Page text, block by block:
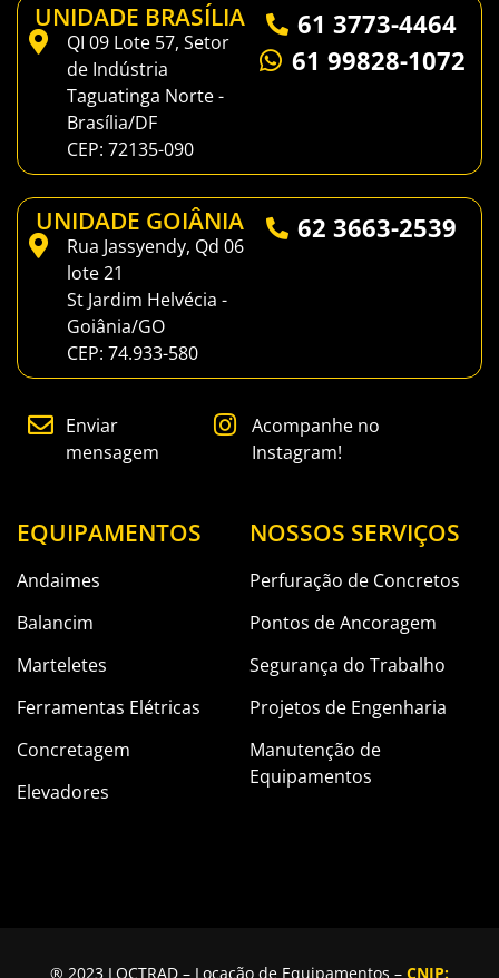
UNIDADE BRASÍLIA
QI 09 Lote 57, Setor
de Indústria
Taguatinga Norte -
Brasília/DF
CEP: 72135-090
61 3773-4464
61 99828-1072
UNIDADE GOIÂNIA
Rua Jassyendy, Qd 06
lote 21
St Jardim Helvécia -
Goiânia/GO
CEP: 74.933-580
62 3663-2539
Enviar
mensagem
Acompanhe no
Instagram!
EQUIPAMENTOS
Andaimes
Balancim
Marteletes
Ferramentas Elétricas
Concretagem
Elevadores
NOSSOS SERVIÇOS
Perfuração de Concretos
Pontos de Ancoragem
Segurança do Trabalho
Projetos de Engenharia
Manutenção de
Equipamentos
® 2023 LOCTRAD – Locação de Equipamentos – CNJP: